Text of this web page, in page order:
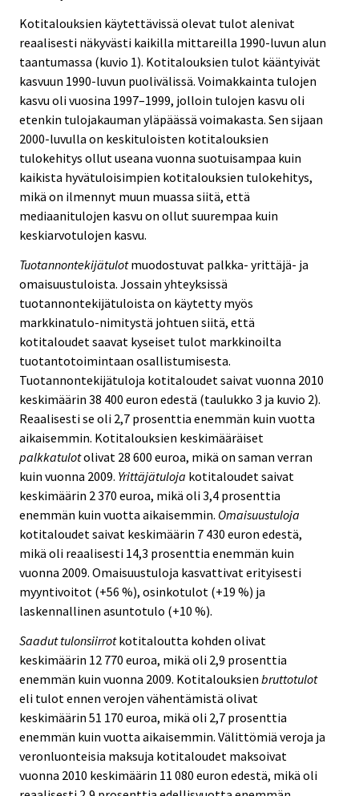
Kotitalouksien käytettävissä olevat tulot alenivat
reaalisesti näkyvästi kaikilla mittareilla 1990-luvun alun
taantumassa (kuvio 1). Kotitalouksien tulot kääntyivät
kasvuun 1990-luvun puolivälissä. Voimakkainta tulojen
kasvu oli vuosina 1997–1999, jolloin tulojen kasvu oli
etenkin tulojakauman yläpäässä voimakasta. Sen sijaan
2000-luvulla on keskituloisten kotitalouksien
tulokehitys ollut useana vuonna suotuisampaa kuin
kaikista hyvätuloisimpien kotitalouksien tulokehitys,
mikä on ilmennyt muun muassa siitä, että
mediaanitulojen kasvu on ollut suurempaa kuin
keskiarvotulojen kasvu.
Tuotannontekijätulotmuodostuvat palkka- yrittäjä- ja
omaisuustuloista. Jossain yhteyksissä
tuotannontekijätuloista on käytetty myös
markkinatulo-nimitystä johtuen siitä, että
kotitaloudet saavat kyseiset tulot markkinoilta
tuotantotoimintaan osallistumisesta.
Tuotannontekijätuloja kotitaloudet saivat vuonna 2010
keskimäärin 38 400 euron edestä (taulukko 3 ja kuvio 2).
Reaalisesti se oli 2,7 prosenttia enemmän kuin vuotta
aikaisemmin. Kotitalouksien keskimääräiset
palkkatulotolivat 28 600 euroa, mikä on saman verran
kuin vuonna 2009. Yrittäjätuloja kotitaloudet saivat
keskimäärin 2 370 euroa, mikä oli 3,4 prosenttia
enemmän kuin vuotta aikaisemmin. Omaisuustuloja
kotitaloudet saivat keskimäärin 7 430 euron edestä,
mikä oli reaalisesti 14,3 prosenttia enemmän kuin
vuonna 2009. Omaisuustuloja kasvattivat erityisesti
myyntivoitot (+56 %), osinkotulot (+19 %) ja
laskennallinen asuntotulo (+10 %).
Saadut tulonsiirrotkotitaloutta kohden olivat
keskimäärin 12 770 euroa, mikä oli 2,9 prosenttia
enemmän kuin vuonna 2009. Kotitalouksien bruttotulot
eli tulot ennen verojen vähentämistä olivat
keskimäärin 51 170 euroa, mikä oli 2,7 prosenttia
enemmän kuin vuotta aikaisemmin. Välittömiä veroja ja
veronluonteisia maksuja kotitaloudet maksoivat
vuonna 2010 keskimäärin 11 080 euron edestä, mikä oli